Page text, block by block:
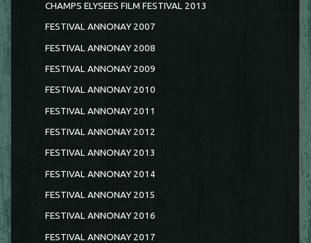
CHAMPS ELYSEES FILM FESTIVAL 2013
FESTIVAL ANNONAY 2007
FESTIVAL ANNONAY 2008
FESTIVAL ANNONAY 2009
FESTIVAL ANNONAY 2010
FESTIVAL ANNONAY 2011
FESTIVAL ANNONAY 2012
FESTIVAL ANNONAY 2013
FESTIVAL ANNONAY 2014
FESTIVAL ANNONAY 2015
FESTIVAL ANNONAY 2016
FESTIVAL ANNONAY 2017